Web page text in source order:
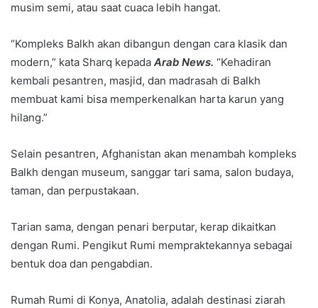
musim semi, atau saat cuaca lebih hangat.
“Kompleks Balkh akan dibangun dengan cara klasik dan
modern,” kata Sharq kepada Arab News. “Kehadiran
kembali pesantren, masjid, dan madrasah di Balkh
membuat kami bisa memperkenalkan harta karun yang
hilang.”
Selain pesantren, Afghanistan akan menambah kompleks
Balkh dengan museum, sanggar tari sama, salon budaya,
taman, dan perpustakaan.
Tarian sama, dengan penari berputar, kerap dikaitkan
dengan Rumi. Pengikut Rumi mempraktekannya sebagai
bentuk doa dan pengabdian.
Rumah Rumi di Konya, Anatolia, adalah destinasi ziarah